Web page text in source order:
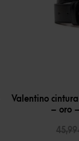
30 %
Valentino
– oro
45,99